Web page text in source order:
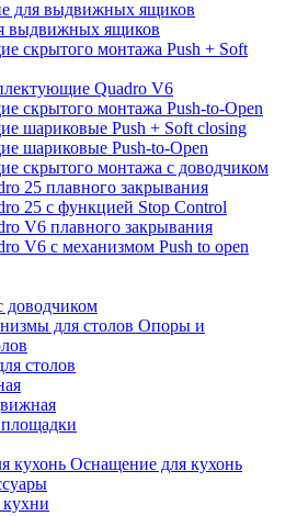
выдвижных ящиков
скрытого монтажа Push + Soft
Quadro V6
скрытого монтажа Push-to-Open
шариковые Push + Soft closing
шариковые Push-to-Open
скрытого монтажа с доводчиком
25 плавного закрывания
25 с функцией Stop Control
V6 плавного закрывания
V6 с механизмом Push to open
Опоры и
столов
Оснащение для кухонь